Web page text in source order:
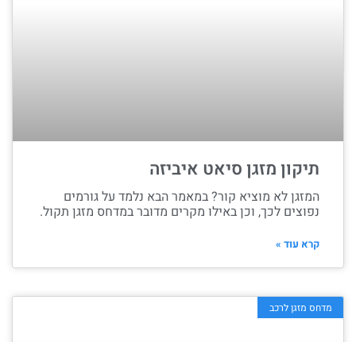
תיקון מזגן סיאט איביזה
המזגן לא מוציא קור? במאמר הבא נלמד על גורמים
נפוצים לכך, וכן באילו מקרים מדובר במדחס מזגן תקול.
קרא עוד »
מדחס מזגן לרכב